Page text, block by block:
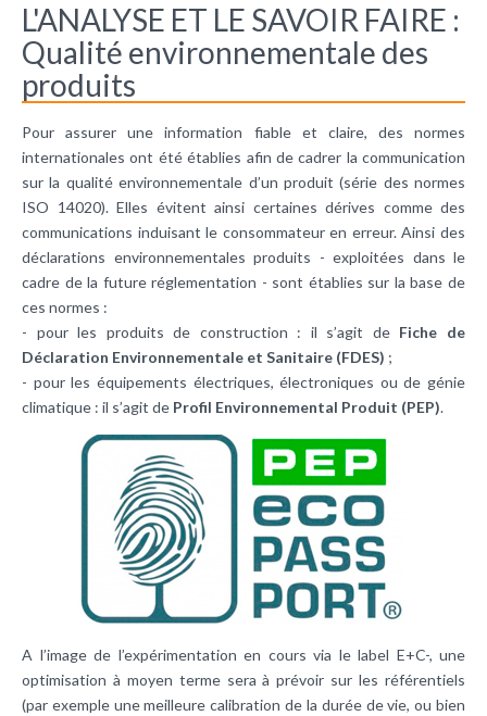
L'ANALYSE ET LE SAVOIR FAIRE :
Qualité environnementale des
produits
Pour assurer une information fiable et claire, des normes
internationales ont été établies afin de cadrer la communication
sur la qualité environnementale d’un produit (série des normes
ISO 14020). Elles évitent ainsi certaines dérives comme des
communications induisant le consommateur en erreur. Ainsi des
déclarations environnementales produits - exploitées dans le
cadre de la future réglementation - sont établies sur la base de
ces normes :
- pour les produits de construction : il s’agit de Fiche de
Déclaration Environnementale et Sanitaire (FDES) ;
- pour les équipements électriques, électroniques ou de génie
climatique : il s’agit de Profil Environnemental Produit (PEP).
A l’image de l’expérimentation en cours via le label E+C-, une
optimisation à moyen terme sera à prévoir sur les référentiels
(par exemple une meilleure calibration de la durée de vie, ou bien